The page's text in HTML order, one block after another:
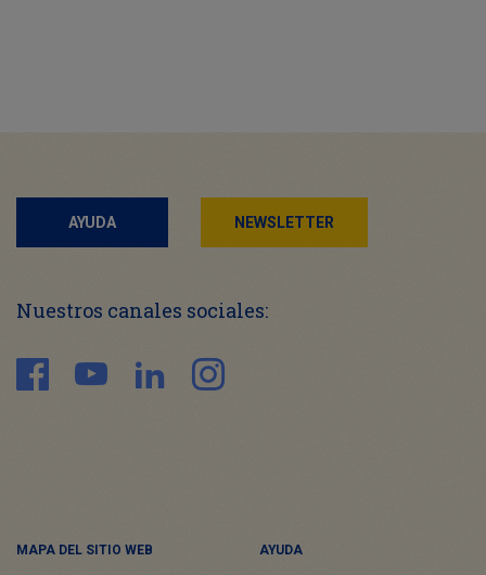
AYUDA NEWSLETTER
Nuestros canales sociales:
MAPA DEL SITIO WEB AYUDA